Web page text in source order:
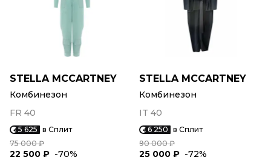
STELLA MCCARTNEY
Комбинезон
FR 40
5 625 в Сплит
75 000 ₽
22 500 ₽ -70%
STELLA MCCARTNEY
Комбинезон
IT 40
6 250 в Сплит
90 000 ₽
25 000 ₽ -72%